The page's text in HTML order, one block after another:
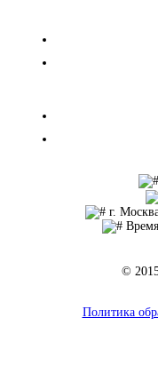
г.
Время
©
Политика